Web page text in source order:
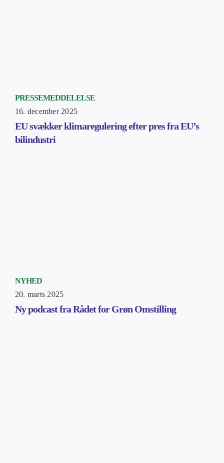
PRESSEMEDDELELSE
16. december 2025
EU svækker klimaregulering efter pres fra EU’s
bilindustri
NYHED
20. marts 2025
Ny podcast fra Rådet for Grøn Omstilling